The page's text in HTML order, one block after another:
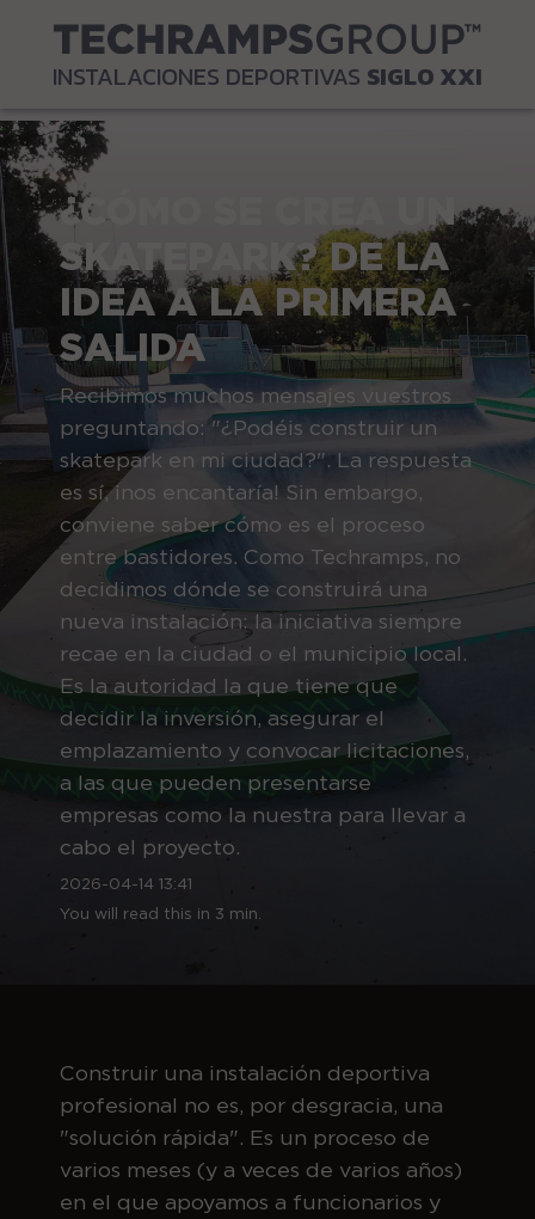
INSTALACIONES DEPORTIVAS SIGLO XXI
¿CÓMO SE CREA UN
SKATEPARK? DE LA
IDEA A LA PRIMERA
SALIDA
Recibimos muchos mensajes vuestros
preguntando: "¿Podéis construir un
skatepark en mi ciudad?". La respuesta
es sí, ¡nos encantaría! Sin embargo,
conviene saber cómo es el proceso
entre bastidores. Como Techramps, no
decidimos dónde se construirá una
nueva instalación: la iniciativa siempre
recae en la ciudad o el municipio local.
Es la autoridad la que tiene que
decidir la inversión, asegurar el
emplazamiento y convocar licitaciones,
a las que pueden presentarse
empresas como la nuestra para llevar a
cabo el proyecto.
2026-04-14 13:41
You will read this in 3 min.
Construir una instalación deportiva
profesional no es, por desgracia, una
"solución rápida". Es un proceso de
varios meses (y a veces de varios años)
en el que apoyamos a funcionarios y